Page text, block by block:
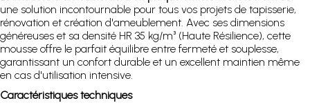
une solution incontournable pour tous vos projets de tapisserie,
rénovation et création d'ameublement. Avec ses dimensions
généreuses et sa densité HR 35 kg/m³ (Haute Résilience), cette
mousse offre le parfait équilibre entre fermeté et souplesse,
garantissant un confort durable et un excellent maintien même
en cas d'utilisation intensive.
Caractéristiques techniques